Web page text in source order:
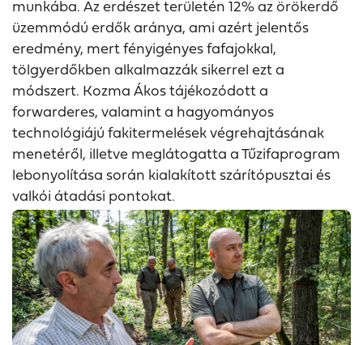
munkába. Az erdészet területén 12% az örökerdő
üzemmódú erdők aránya, ami azért jelentős
eredmény, mert fényigényes fafajokkal,
tölgyerdőkben alkalmazzák sikerrel ezt a
módszert. Kozma Ákos tájékozódott a
forwarderes, valamint a hagyományos
technológiájú fakitermelések végrehajtásának
menetéről, illetve meglátogatta a Tűzifaprogram
lebonyolítása során kialakított szárítópusztai és
valkói átadási pontokat.